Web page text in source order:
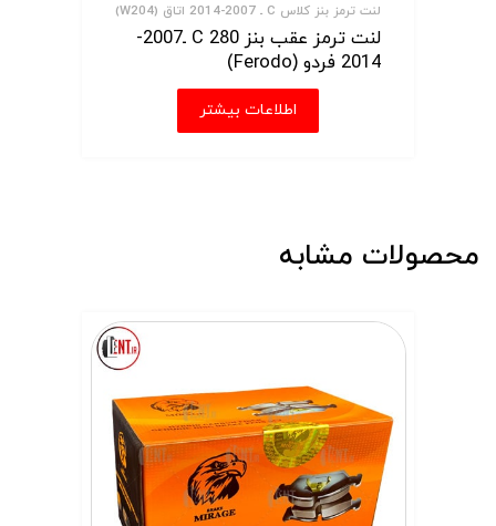
لنت ترمز بنز کلاس C ـ 2007-2014 اتاق (W204)
لنت ترمز عقب بنز C 280 ـ2007-
2014 فردو (Ferodo)
اطلاعات بیشتر
محصولات مشابه